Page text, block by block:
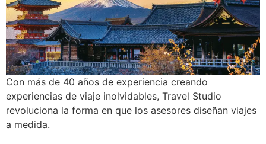
Con más de 40 años de experiencia creando
experiencias de viaje inolvidables, Travel Studio
revoluciona la forma en que los asesores diseñan viajes
a medida.